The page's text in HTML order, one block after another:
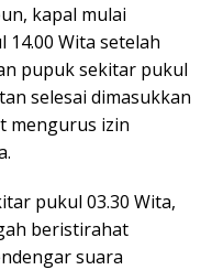
kapal mulai
Wita setelah
pupuk sekitar pukul
selesai dimasukkan
mengurus izin
pukul 03.30 Wita,
beristirahat
suara